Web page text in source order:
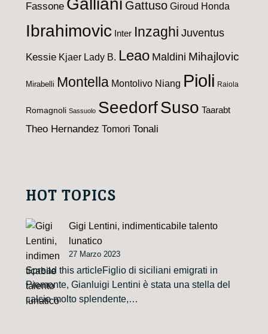
Fassone Gattuso Giroud Honda
Ibrahimovic Inter Inzaghi Juventus
Kessie Kjaer Lady B. Leao Maldini Mihajlovic
Mirabelli Montella Montolivo Niang Pioli Raiola
Romagnoli Sassuolo SeedorfSuso Taarabt
Theo Hernandez Tomori Tonali
HOT TOPICS
Gigi Lentini, indimenticabile talento
lunatico
27 Marzo 2023
Spread this articleFiglio di siciliani emigrati in
Piemonte, Gianluigi Lentini è stata una stella del
calcio molto splendente,…